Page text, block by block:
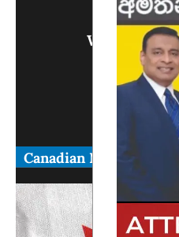
Write Us
Canadian News